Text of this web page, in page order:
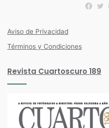
Aviso de Privacidad
Términos y Condiciones
Revista Cuartoscuro 189